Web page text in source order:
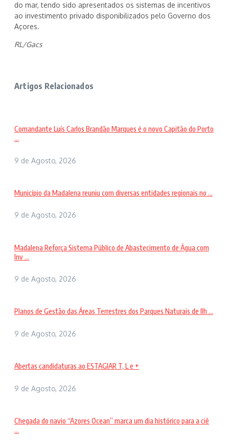
do mar, tendo sido apresentados os sistemas de incentivos
ao investimento privado disponibilizados pelo Governo dos
Açores.
RL/Gacs
Artigos Relacionados
Comandante Luís Carlos Brandão Marques é o novo Capitão do Porto
...
9 de Agosto, 2026
Município da Madalena reuniu com diversas entidades regionais no ...
9 de Agosto, 2026
Madalena Reforça Sistema Público de Abastecimento de Água com
Inv ...
9 de Agosto, 2026
Planos de Gestão das Áreas Terrestres dos Parques Naturais de Ilh ...
9 de Agosto, 2026
Abertas candidaturas ao ESTAGIAR T, L e +
9 de Agosto, 2026
Chegada do navio “Azores Ocean” marca um dia histórico para a ciê
...